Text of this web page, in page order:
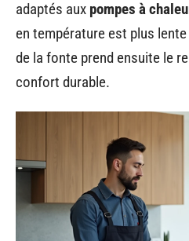
adaptés aux pompes à
en température est plus lente
de la fonte prend ensuite le
confort durable.